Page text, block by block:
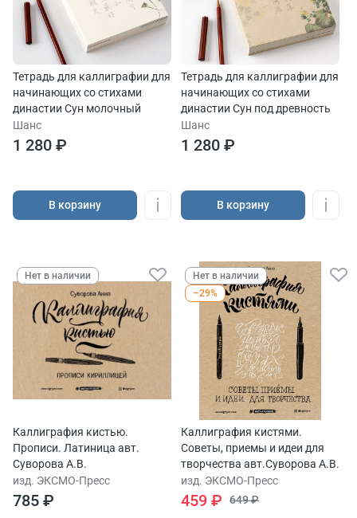
Тетрадь для каллиграфии для
начинающих со стихами
династии Сун молочный
Шанс
1 280 ₽
В корзину
Тетрадь для каллиграфии для
начинающих со стихами
династии Сун под древность
Шанс
1 280 ₽
В корзину
Нет в наличии
Каллиграфия кистью.
Прописи. Латиница авт.
Суворова А.В.
изд. ЭКСМО-Пресс
785 ₽
Нет в наличии
–29%
Каллиграфия кистями.
Советы, приемы и идеи для
творчества авт.Суворова А.В.
изд. ЭКСМО-Пресс
459 ₽ 649 ₽